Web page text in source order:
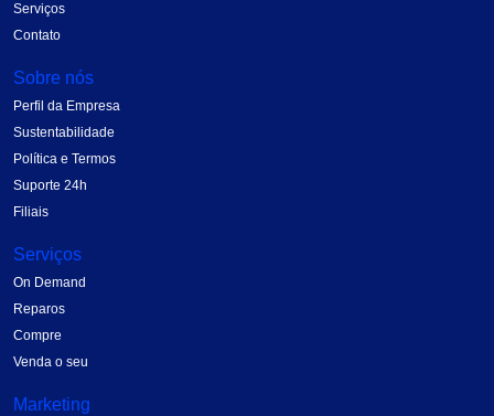
Serviços
Contato
Sobre nós
Perfil da Empresa
Sustentabilidade
Política e Termos
Suporte 24h
Filiais
Serviços
On Demand
Reparos
Compre
Venda o seu
Marketing